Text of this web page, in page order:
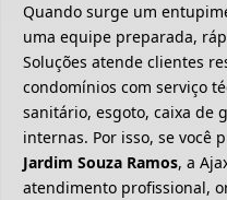
Quando surge um
uma equipe preparada,
Soluções atende clientes
condomínios com serviço
sanitário, esgoto, caixa de
internas. Por isso, se você
Jardim Souza Ramos, a
atendimento profissional,